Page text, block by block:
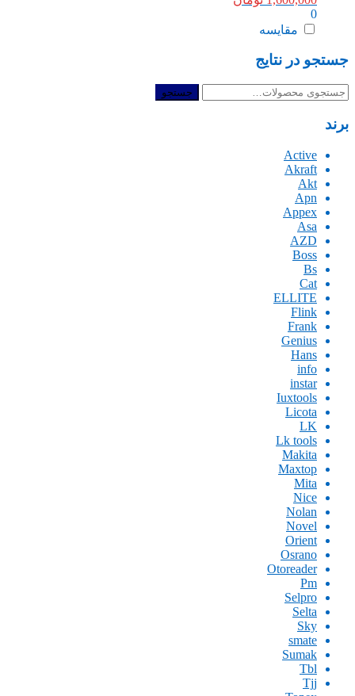
0
مقایسه
جستجو در نتایج
جستجو
جستجو
برند
Active
Akraft
Akt
Apn
Appex
Asa
AZD
Boss
Bs
Cat
ELLITE
Flink
Frank
Genius
Hans
info
instar
Iuxtools
Licota
LK
Lk tools
Makita
Maxtop
Mita
Nice
Nolan
Novel
Orient
Osrano
Otoreader
Pm
Selpro
Selta
Sky
smate
Sumak
Tbl
Tjj